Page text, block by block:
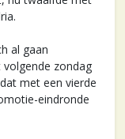
al gaan
zondag
met een vierde
eindronde